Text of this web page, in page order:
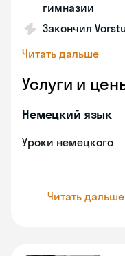
гимназии
Закончил
Читать дальше
Услуги и
Немецкий язык
Уроки немецкого
Читать дальше